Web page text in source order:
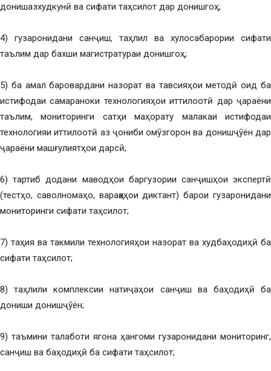
донишазхудкунӣ ва сифати таҳсилот дар донишгоҳ;
4) гузаронидани санҷиш, таҳлил ва хулосабарории сифати
таълим дар бахши магистратураи донишгоҳ;
5) ба амал баровардани назорат ва тавсияҳои методӣ оид ба
истифодаи самараноки технологияҳои иттилоотӣ дар ҷараёни
таълим, мониторинги сатҳи маҳорату малакаи истифодаи
технологияи иттилоотӣ аз ҷониби омӯзгорон ва донишҷӯён дар
ҷараёни машғулиятҳои дарсӣ;
6) тартиб додани маводҳои баргузории санҷишҳои экспертӣ
(тестҳо, саволномаҳо, варақаҳои диктант) барои гузаронидани
мониторинги сифати таҳсилот;
7) таҳия ва такмили технологияҳои назорат ва худбаҳодиҳӣ ба
сифати таҳсилот;
8) таҳлили комплексии натиҷаҳои санҷиш ва баҳодиҳӣ ба
дониши донишҷӯён;
9) таъмини талаботи ягона ҳангоми гузаронидани мониторинг,
санҷиш ва баҳодиҳӣ ба сифати таҳсилот;